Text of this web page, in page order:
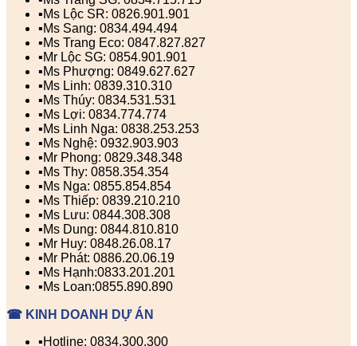
▪️Ms Lộc SR: 0826.901.901
▪️Ms Sang: 0834.494.494
▪️Ms Trang Eco: 0847.827.827
▪️Mr Lộc SG: 0854.901.901
▪️Ms Phượng: 0849.627.627
▪️Ms Linh: 0839.310.310
▪️Ms Thúy: 0834.531.531
▪️Ms Lợi: 0834.774.774
▪️Ms Linh Nga: 0838.253.253
▪️Ms Nghệ: 0932.903.903
▪️Mr Phong: 0829.348.348
▪️Ms Thy: 0858.354.354
▪️Ms Nga: 0855.854.854
▪️Ms Thiếp: 0839.210.210
▪️Ms Lưu: 0844.308.308
▪️Ms Dung: 0844.810.810
▪️Mr Huy: 0848.26.08.17
▪️Mr Phát: 0886.20.06.19
▪️Ms Hạnh:0833.201.201
▪️Ms Loan:0855.890.890
☎ KINH DOANH DỰ ÁN
▪️Hotline: 0834.300.300